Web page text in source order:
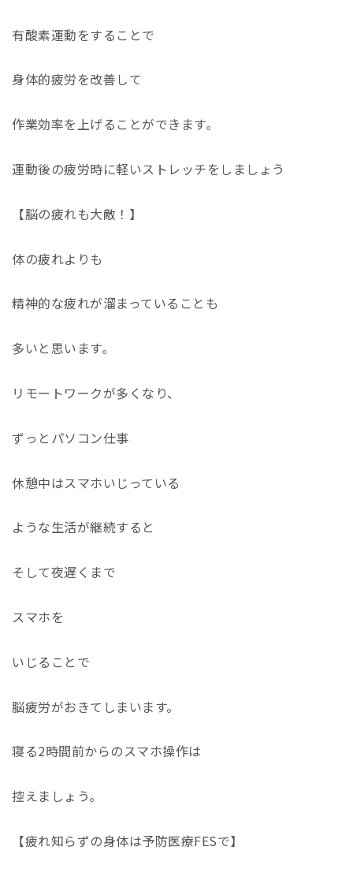
有酸素運動をすることで
身体的疲労を改善して
作業効率を上げることができます。
運動後の疲労時に軽いストレッチをしましょう
【脳の疲れも大敵！】
体の疲れよりも
精神的な疲れが溜まっていることも
多いと思います。
リモートワークが多くなり、
ずっとパソコン仕事
休憩中はスマホいじっている
ような生活が継続すると
そして夜遅くまで
スマホを
いじることで
脳疲労がおきてしまいます。
寝る2時間前からのスマホ操作は
控えましょう。
【疲れ知らずの身体は予防医療FESで】